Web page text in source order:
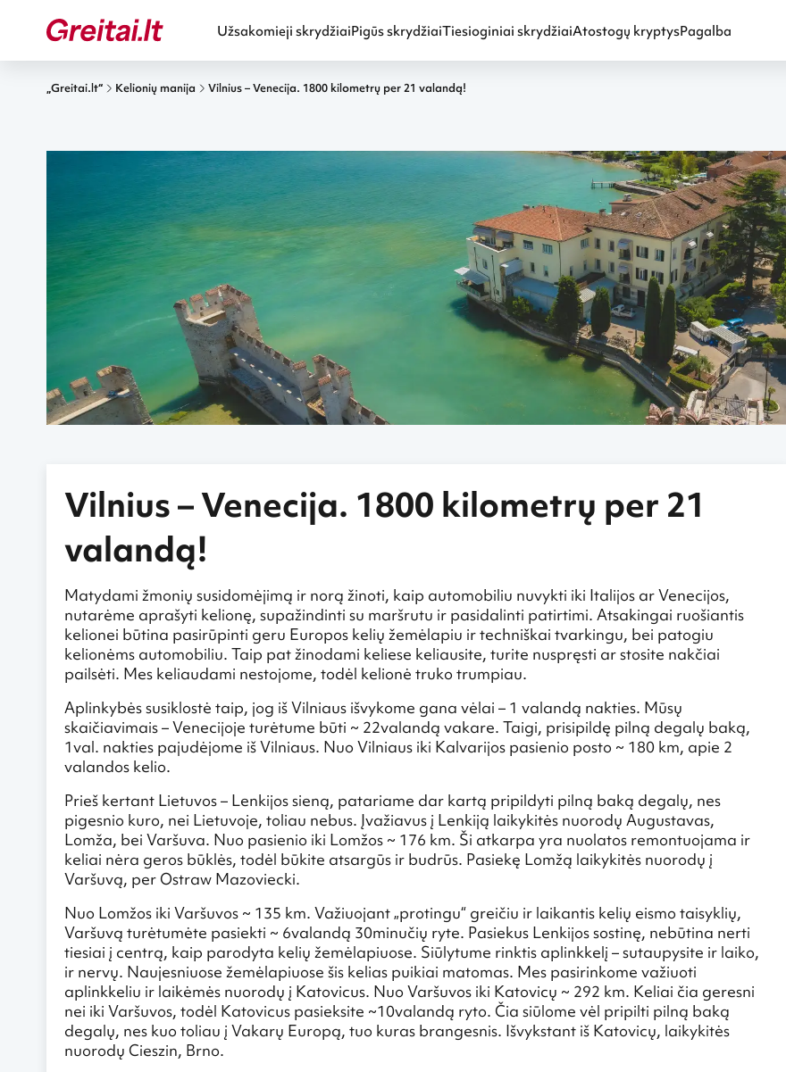
Užsakomieji skrydžiaiPigūs skrydžiaiTiesioginiai skrydžiaiAtostogų kryptysPagalba
„Greitai.lt“ Kelionių manija Vilnius – Venecija. 1800 kilometrų per 21 valandą!
Vilnius – Venecija. 1800 kilometrų per 21
valandą!
Matydami žmonių susidomėjimą ir norą žinoti, kaip automobiliu nuvykti iki Italijos ar Venecijos,
nutarėme aprašyti kelionę, supažindinti su maršrutu ir pasidalinti patirtimi. Atsakingai ruošiantis
kelionei būtina pasirūpinti geru Europos kelių žemėlapiu ir techniškai tvarkingu, bei patogiu
kelionėms automobiliu. Taip pat žinodami keliese keliausite, turite nuspręsti ar stosite nakčiai
pailsėti. Mes keliaudami nestojome, todėl kelionė truko trumpiau.
Aplinkybės susiklostė taip, jog iš Vilniaus išvykome gana vėlai – 1 valandą nakties. Mūsų
skaičiavimais – Venecijoje turėtume būti ~ 22valandą vakare. Taigi, prisipildę pilną degalų baką,
1val. nakties pajudėjome iš Vilniaus. Nuo Vilniaus iki Kalvarijos pasienio posto ~ 180 km, apie 2
valandos kelio.
Prieš kertant Lietuvos – Lenkijos sieną, patariame dar kartą pripildyti pilną baką degalų, nes
pigesnio kuro, nei Lietuvoje, toliau nebus. Įvažiavus į Lenkiją laikykitės nuorodų Augustavas,
Lomža, bei Varšuva. Nuo pasienio iki Lomžos ~ 176 km. Ši atkarpa yra nuolatos remontuojama ir
keliai nėra geros būklės, todėl būkite atsargūs ir budrūs. Pasiekę Lomžą laikykitės nuorodų į
Varšuvą, per Ostraw Mazoviecki.
Nuo Lomžos iki Varšuvos ~ 135 km. Važiuojant „protingu“ greičiu ir laikantis kelių eismo taisyklių,
Varšuvą turėtumėte pasiekti ~ 6valandą 30minučių ryte. Pasiekus Lenkijos sostinę, nebūtina nerti
tiesiai į centrą, kaip parodyta kelių žemėlapiuose. Siūlytume rinktis aplinkkelį – sutaupysite ir laiko,
ir nervų. Naujesniuose žemėlapiuose šis kelias puikiai matomas. Mes pasirinkome važiuoti
aplinkkeliu ir laikėmės nuorodų į Katovicus. Nuo Varšuvos iki Katovicų ~ 292 km. Keliai čia geresni
nei iki Varšuvos, todėl Katovicus pasieksite ~10valandą ryto. Čia siūlome vėl pripilti pilną baką
degalų, nes kuo toliau į Vakarų Europą, tuo kuras brangesnis. Išvykstant iš Katovicų, laikykitės
nuorodų Cieszin, Brno.